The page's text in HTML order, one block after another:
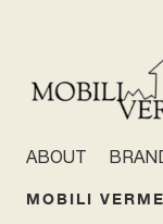
ABOUT
MOBILI